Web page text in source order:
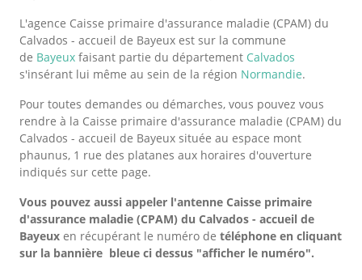
L'agence Caisse primaire d'assurance maladie (CPAM) du
Calvados - accueil de Bayeux est sur la commune
de Bayeux faisant partie du département Calvados
s'insérant lui même au sein de la région Normandie.
Pour toutes demandes ou démarches, vous pouvez vous
rendre à la Caisse primaire d'assurance maladie (CPAM) du
Calvados - accueil de Bayeux située au espace mont
phaunus, 1 rue des platanes aux horaires d'ouverture
indiqués sur cette page.
Vous pouvez aussi appeler l'antenne Caisse primaire
d'assurance maladie (CPAM) du Calvados - accueil de
Bayeux en récupérant le numéro de téléphone en cliquant
sur la bannière bleue ci dessus "afficher le numéro".